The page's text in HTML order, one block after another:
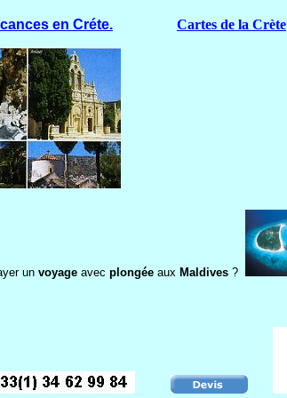
en Créte. Cartes de la Crète
un voyageavec plongéeaux Maldives?